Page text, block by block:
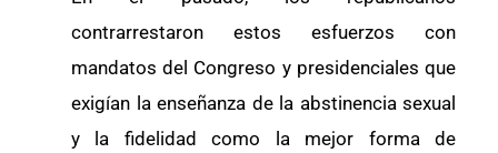
contrarrestaron estos esfuerzos con
mandatos del Congreso y presidenciales que
exigían la enseñanza de la abstinencia sexual
y la fidelidad como la mejor forma de